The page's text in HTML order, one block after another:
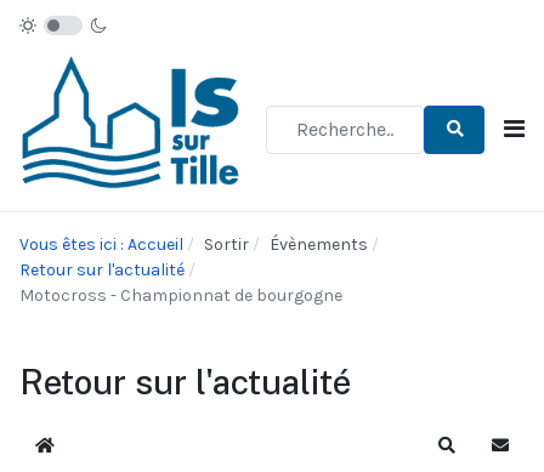
Vous êtes ici : Accueil Sortir
Évènements
Retour sur l'actualité
Motocross - Championnat de bourgogne
Retour sur l'actualité
Accueil Recherche